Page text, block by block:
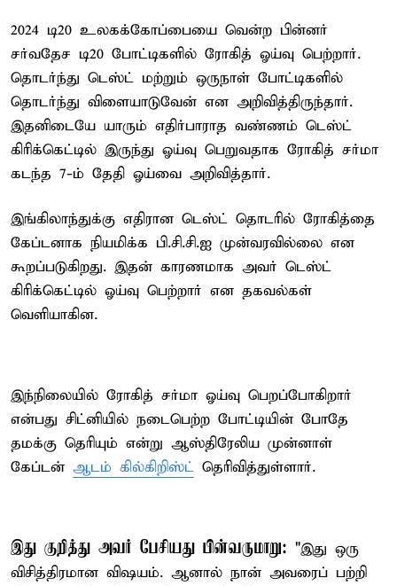
2024 டி20 உலகக்கோப்பையை வென்ற பின்னர்
சர்வதேச டி20 போட்டிகளில் ரோகித் ஓய்வு பெற்றார்.
தொடர்ந்து டெஸ்ட் மற்றும் ஒருநாள் போட்டிகளில்
தொடர்ந்து விளையாடுவேன் என அறிவித்திருந்தார்.
இதனிடையே யாரும் எதிர்பாராத வண்ணம் டெஸ்ட்
கிரிக்கெட்டில் இருந்து ஓய்வு பெறுவதாக ரோகித் சர்மா
கடந்த 7-ம் தேதி ஓய்வை அறிவித்தார்.
இங்கிலாந்துக்கு எதிரான டெஸ்ட் தொடரில் ரோகித்தை
கேப்டனாக நியமிக்க பி.சி.சி.ஐ முன்வரவில்லை என
கூறப்படுகிறது. இதன் காரணமாக அவர் டெஸ்ட்
கிரிக்கெட்டில் ஓய்வு பெற்றார் என தகவல்கள்
வெளியாகின.
இந்நிலையில் ரோகித் சர்மா ஓய்வு பெறப்போகிறார்
என்பது சிட்னியில் நடைபெற்ற போட்டியின் போதே
தமக்கு தெரியும் என்று ஆஸ்திரேலிய முன்னாள்
கேப்டன் ஆடம் கில்கிறிஸ்ட் தெரிவித்துள்ளார்.
இது குறித்து அவர் பேசியது பின்வருமாறு: "இது ஒரு
விசித்திரமான விஷயம். ஆனால் நான் அவரைப் பற்றி